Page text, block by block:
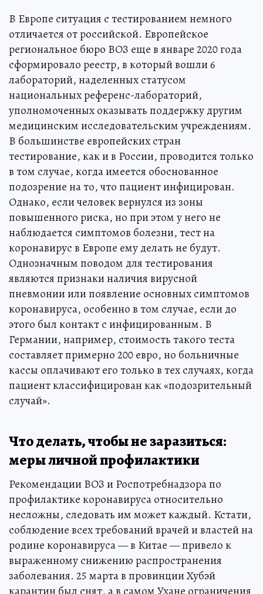
В Европе ситуация с тестированием немного
отличается от российской. Европейское
региональное бюро ВОЗ еще в январе 2020 года
сформировало реестр, в который вошли 6
лабораторий, наделенных статусом
национальных референс-лабораторий,
уполномоченных оказывать поддержку другим
медицинским исследовательским учреждениям.
В большинстве европейских стран
тестирование, как и в России, проводится только
в том случае, когда имеется обоснованное
подозрение на то, что пациент инфицирован.
Однако, если человек вернулся из зоны
повышенного риска, но при этом у него не
наблюдается симптомов болезни, тест на
коронавирус в Европе ему делать не будут.
Однозначным поводом для тестирования
являются признаки наличия вирусной
пневмонии или появление основных симптомов
коронавируса, особенно в том случае, если до
этого был контакт с инфицированным. В
Германии, например, стоимость такого теста
составляет примерно 200 евро, но больничные
кассы оплачивают его только в тех случаях, когда
пациент классифицирован как «подозрительный
случай».
Что делать, чтобы не заразиться:
меры личной профилактики
Рекомендации ВОЗ и Роспотребнадзора по
профилактике коронавируса относительно
несложны, следовать им может каждый. Кстати,
соблюдение всех требований врачей и властей на
родине коронавируса — в Китае — привело к
выраженному снижению распространения
заболевания. 25 марта в провинции Хубэй